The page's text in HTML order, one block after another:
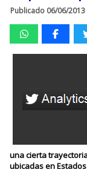
Publicado 06/06/2013
una cierta
ubicadas en